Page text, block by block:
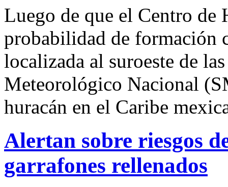
Luego de que el Centro de
probabilidad de formación
localizada al suroeste de
Meteorológico Nacional
huracán en el Caribe
Alertan sobre riesgos
garrafones rellenados